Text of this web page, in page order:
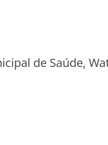
de Saúde,